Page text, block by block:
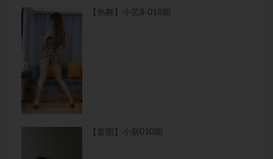
【热舞】小艺8-018期
【套图】小新010期